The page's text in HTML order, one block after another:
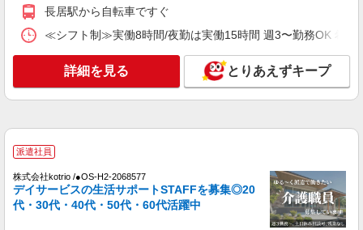
派遣社員
株式会社kotrio /●OS-H2-2051110
タイパ最強！希望の働き方が叶う有料住宅のス
タッフ★＠長居駅
時給1550円〜2187円 ＜日払い有/週払い有/交
詳細を見る
派遣社員
長居駅から自転車ですぐ
≪シフト制≫実働8時間/夜勤は実働15時間 週3〜勤務OK 希
詳細を見る とりあえずキープ
派遣社員
株式会社kotrio /●OS-H2-2068577
デイサービスの生活サポートSTAFFを募集◎20
代・30代・40代・50代・60代活躍中